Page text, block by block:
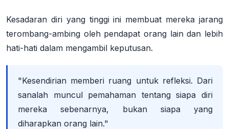
Kesadaran diri yang tinggi ini membuat mereka jarang
terombang-ambing oleh pendapat orang lain dan lebih
hati-hati dalam mengambil keputusan.
"Kesendirian memberi ruang untuk refleksi. Dari
sanalah muncul pemahaman tentang siapa diri
mereka sebenarnya, bukan siapa yang
diharapkan orang lain."